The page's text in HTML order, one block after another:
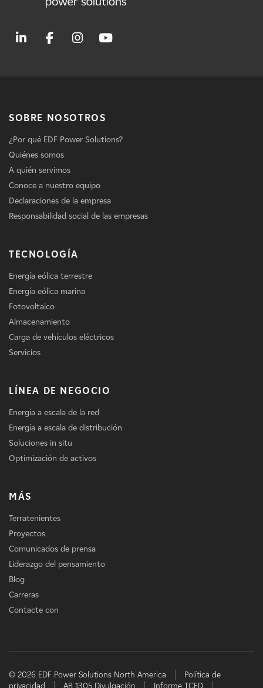
SOBRE NOSOTROS
¿Por qué EDF Power Solutions?
Quiénes somos
A quién servimos
Conoce a nuestro equipo
Declaraciones de la empresa
Responsabilidad social de las empresas
TECNOLOGÍA
Energía eólica terrestre
Energía eólica marina
Fotovoltaico
Almacenamiento
Carga de vehículos eléctricos
Servicios
LÍNEA DE NEGOCIO
Energía a escala de la red
Energía a escala de distribución
Soluciones in situ
Optimización de activos
MÁS
Terratenientes
Proyectos
Comunicados de prensa
Liderazgo del pensamiento
Blog
Carreras
Contacte con
© 2026 EDF Power Solutions North America
Política de